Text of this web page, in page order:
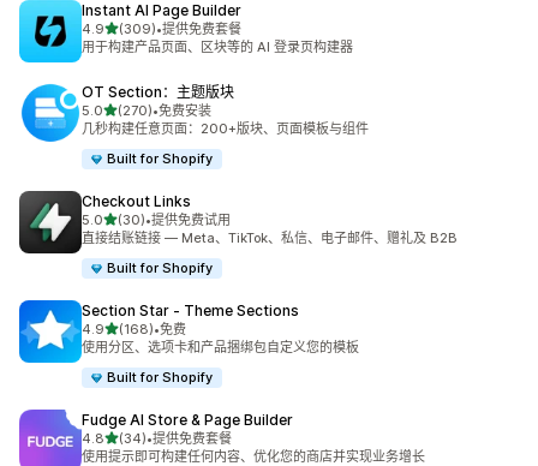
Instant AI Page Builder
4.9星（满分 5 星）
(309)
总共 309 条评论
•提供免费套餐
用于构建产品页面、区块等的 AI 登录页构建器
OT Section：主题版块
5.0星（满分 5 星）
(270)
总共 270 条评论
•免费安装
几秒构建任意页面：200+版块、页面模板与组件
Built for Shopify
Checkout Links
5.0星（满分 5 星）
(30)
总共 30 条评论
•提供免费试用
直接结账链接 — Meta、TikTok、私信、电子邮件、赠礼及 B2B
Built for Shopify
Section Star ‑ Theme Sections
4.9星（满分 5 星）
(168)
总共 168 条评论
•免费
使用分区、选项卡和产品捆绑包自定义您的模板
Built for Shopify
Fudge AI Store & Page Builder
4.8星（满分 5 星）
(34)
总共 34 条评论
•提供免费套餐
使用提示即可构建任何内容、优化您的商店并实现业务增长